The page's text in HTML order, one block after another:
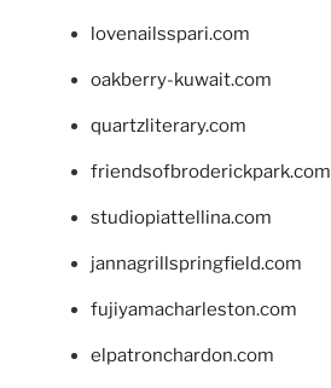
lovenailsspari.com
oakberry-kuwait.com
quartzliterary.com
friendsofbroderickpark.com
studiopiattellina.com
jannagrillspringfield.com
fujiyamacharleston.com
elpatronchardon.com